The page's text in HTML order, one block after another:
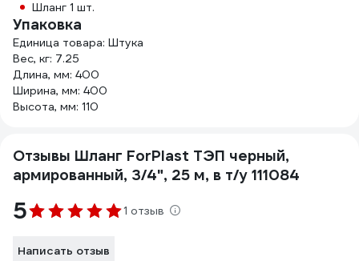
Шланг 1 шт.
Упаковка
Единица товара: Штука
Вес, кг: 7.25
Длина, мм: 400
Ширина, мм: 400
Высота, мм: 110
Отзывы Шланг ForPlast ТЭП черный,
армированный, 3/4", 25 м, в т/у 111084
5 1 отзыв
Написать отзыв